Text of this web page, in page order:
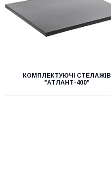
КОМПЛЕКТУЮЧІ СТЕЛАЖІВ
"АТЛАНТ-400"